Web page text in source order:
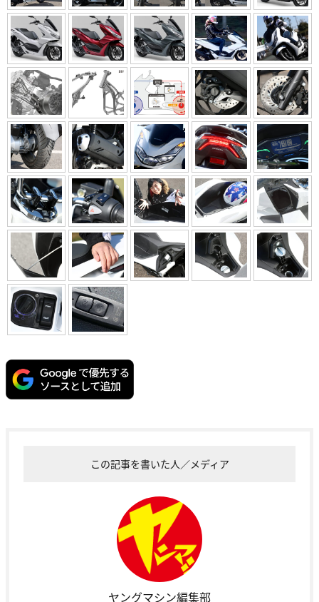
この記事を書いた人／メディア
ヤングマシン編集部